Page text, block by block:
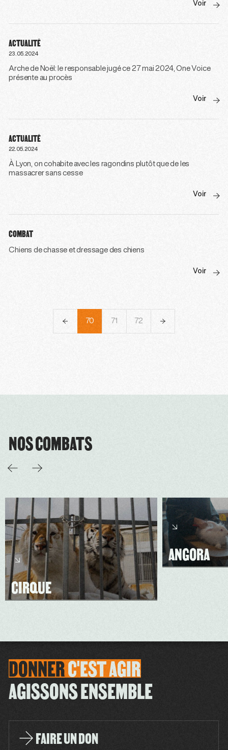
Voir
ACTUALITÉ
23.05.2024
Arche de Noël: le responsable jugé ce 27 mai 2024, One Voice
présente au procès
Voir
ACTUALITÉ
22.05.2024
À Lyon, on cohabite avec les ragondins plutôt que de les
massacrer sans cesse
Voir
COMBAT
Chiens de chasse et dressage des chiens
Voir
69 70 71 72 73
NOS COMBATS
CIRQUE
ANGORA
DONNERC'ESTAGIR
AGISSONS ENSEMBLE
FAIRE UN DON